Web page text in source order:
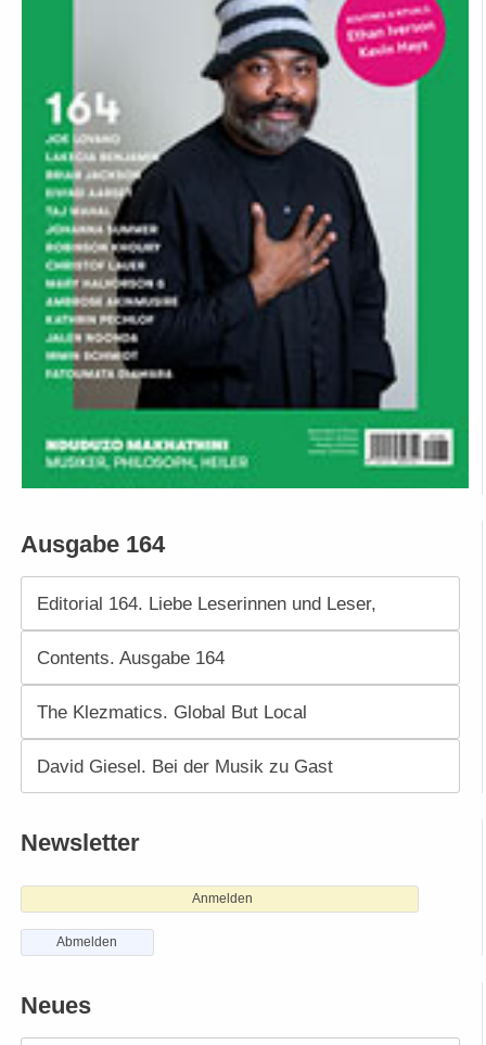
Ausgabe 164
Editorial 164. Liebe Leserinnen und Leser,
Contents. Ausgabe 164
The Klezmatics. Global But Local
David Giesel. Bei der Musik zu Gast
Newsletter
Anmelden
Abmelden
Neues